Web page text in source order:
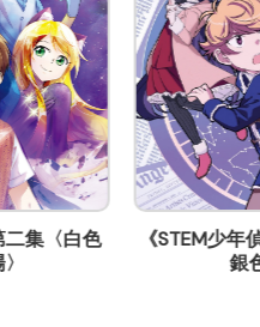
團》第二期〈追捕
戶座〉
《